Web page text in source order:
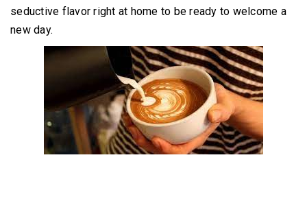
seductive flavor right at home to be ready to welcome a
new day.